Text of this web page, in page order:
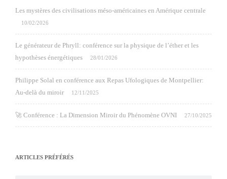
Les mystères des civilisations méso-américaines en Amérique centrale
10/02/2026
Le générateur de Phryll: conférence sur la physique de l’éther et les
hypothèses énergétiques
28/01/2026
Philippe Solal en conférence aux Repas Ufologiques de Montpellier:
Au-delà du miroir
12/11/2025
🚀 Conférence : La Dimension Miroir du Phénomène OVNI 27/10/2025
ARTICLES PRÉFÉRÉS